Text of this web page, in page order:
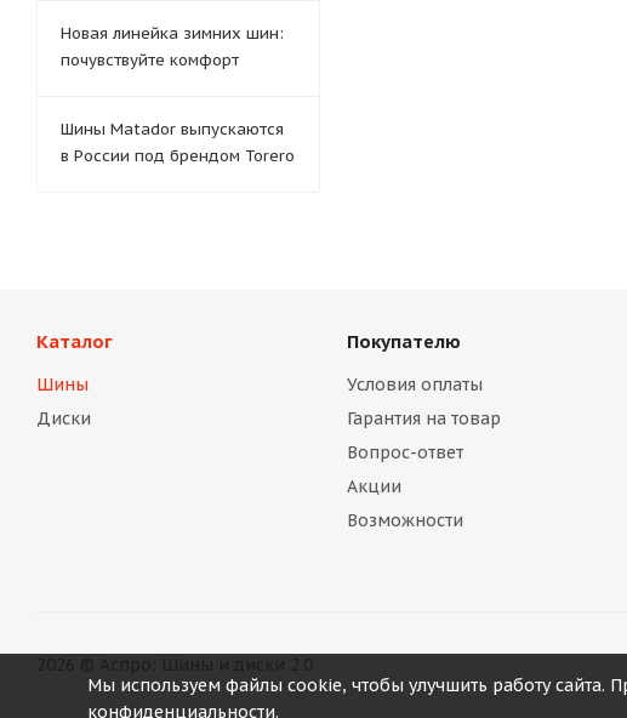
Новая линейка зимних шин:
почувствуйте комфорт
Шины Matador выпускаются
в России под брендом Torero
Каталог
Шины
Диски
Покупателю
Условия оплаты
Гарантия на товар
Вопрос-ответ
Акции
Возможности
Мы используем файлы cookie, чтобы улучшить работу сайта.
конфиденциальности.